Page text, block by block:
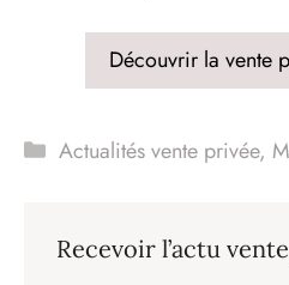
Découvrir la vente
Catégories
Actualités vente privée,
Recevoir l’actu